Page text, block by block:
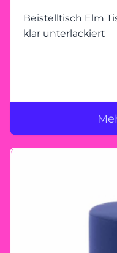
Beistelltisch Elm
klar unterlackiert